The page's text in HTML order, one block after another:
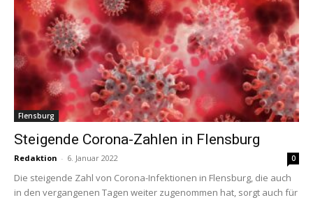
Flensburg
Steigende Corona-Zahlen in Flensburg
Redaktion - 6. Januar 2022 0
Die steigende Zahl von Corona-Infektionen in Flensburg, die auch
in den vergangenen Tagen weiter zugenommen hat, sorgt auch für